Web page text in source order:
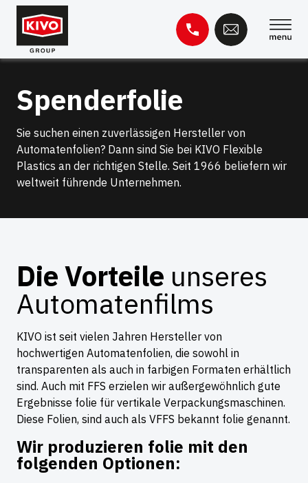
Zum
Inhalt
springen
nach:
Wissensbasis Kontakt
Spenderfolie
Sie suchen einen zuverlässigen Hersteller von
Automatenfolien? Dann sind Sie bei KIVO Flexible
Plastics an der richtigen Stelle. Seit 1966 beliefern wir
weltweit führende Unternehmen.
Die Vorteile unseres
Automatenfilms
KIVO ist seit vielen Jahren Hersteller von
hochwertigen Automatenfolien, die sowohl in
transparenten als auch in farbigen Formaten erhältlich
sind. Auch mit FFS erzielen wir außergewöhnlich gute
Ergebnisse folie für vertikale Verpackungsmaschinen.
Diese Folien, sind auch als VFFS bekannt folie genannt.
Wir produzieren folie mit den
folgenden Optionen: